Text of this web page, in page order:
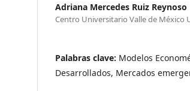
Adriana Mercedes Ruiz Reynoso
Centro Universitario Valle de México
Palabras clave: Modelos
Desarrollados, Mercados